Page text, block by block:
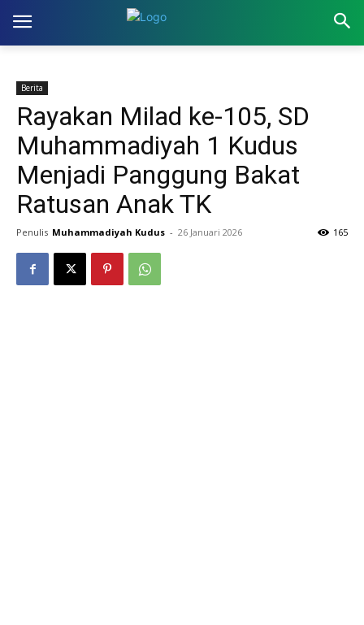
Berita
Rayakan Milad ke-105, SD
Muhammadiyah 1 Kudus
Menjadi Panggung Bakat
Ratusan Anak TK
Penulis Muhammadiyah Kudus - 26 Januari 2026 165